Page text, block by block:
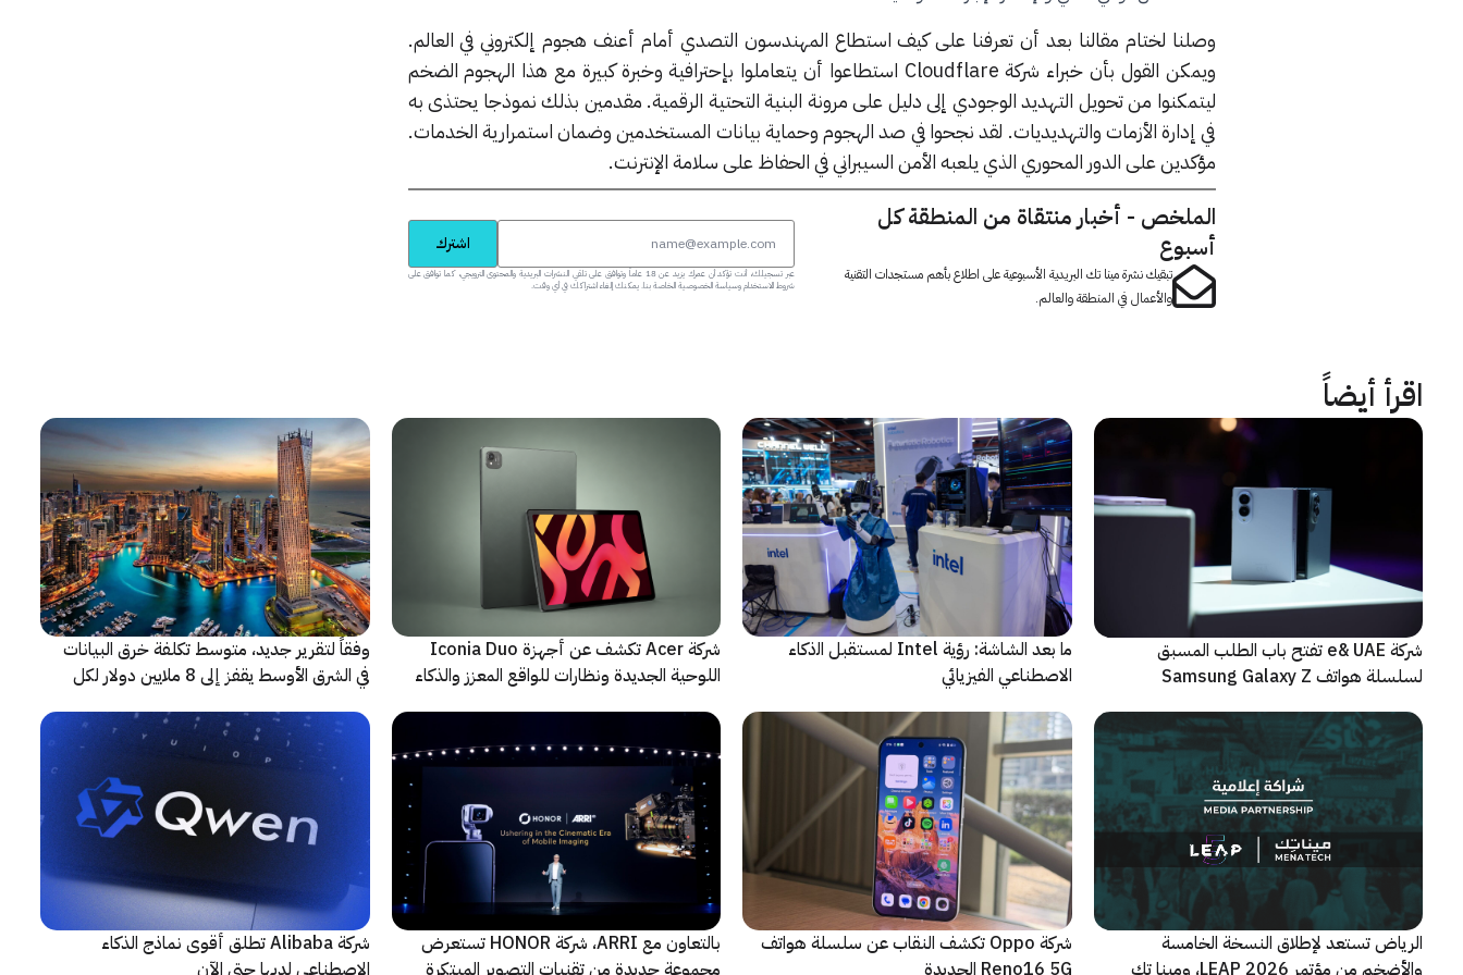
وصلنا لختام مقالنا بعد أن تعرفنا على كيف استطاع المهندسون التصدي أمام أعنف هجوم إلكتروني في العالم.
ويمكن القول بأن خبراء شركة Cloudflare استطاعوا أن يتعاملوا بإحترافية وخبرة كبيرة مع هذا الهجوم الضخم
ليتمكنوا من تحويل التهديد الوجودي إلى دليل على مرونة البنية التحتية الرقمية. مقدمين بذلك نموذجا يحتذى به
في إدارة الأزمات والتهديديات. لقد نجحوا في صد الهجوم وحماية بيانات المستخدمين وضمان استمرارية الخدمات.
مؤكدين على الدور المحوري الذي يلعبه الأمن السيبراني في الحفاظ على سلامة الإنترنت.
الملخص - أخبار منتقاة من المنطقة كل
أسبوع
تبقيك نشرة مينا تك البريدية الأسبوعية على اطلاع بأهم مستجدات التقنية
والأعمال في المنطقة والعالم.
اشترك
عبر تسجيلك، أنت تؤكد أن عمرك يزيد عن 18 عاماً وتوافق على تلقي النشرات البريدية والمحتوى الترويجي، كما توافق على
شروط الاستخدام وسياسة الخصوصية الخاصة بنا. يمكنك إلغاء اشتراكك في أي وقت.
اقرأ أيضاً
شركة e& UAE تفتح باب الطلب المسبق
لسلسلة هواتف Samsung Galaxy Z
ﻣا بعد الشاشة: رؤية Intel لمستقبل اﻟذﻛﺎء
الاصطناعي الفيزيائي
شركة Acer تكشف عن أجهزة Iconia Duo
اللوحية الجديدة ونظارات للواقع المعزز والذكاء
وفقاً لتقرير جديد، متوسط تكلفة خرق البيانات
في الشرق الأوسط يقفز إلى 8 ملايين دولار لكل
الرياض تستعد لإطلاق النسخة الخامسة
شركة Oppo تكشف النقاب عن سلسلة هواتف
بالتعاون مع ARRI، شركة HONOR تستعرض
شركة Alibaba تطلق أقوى نماذج الذكاء